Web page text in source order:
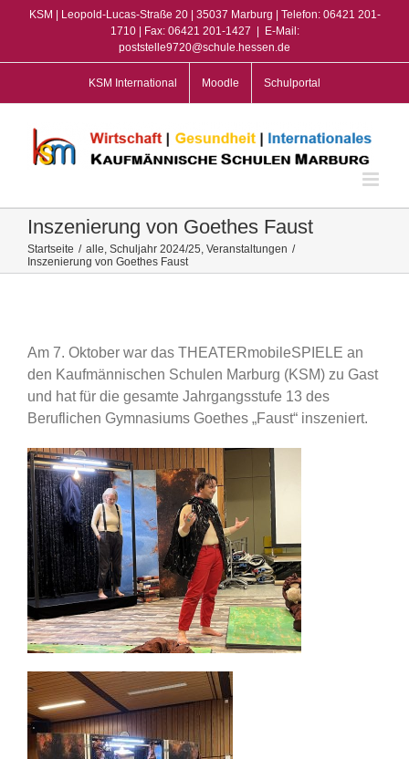
KSM | Leopold-Lucas-Straße 20 | 35037 Marburg | Telefon: 06421 201-
1710 | Fax: 06421 201-1427
E-Mail:
poststelle9720@schule.hessen.de
KSM International Moodle Schulportal
Inszenierung von Goethes Faust
Startseite / alle, Schuljahr 2024/25, Veranstaltungen /
Inszenierung von Goethes Faust
Am 7. Oktober war das THEATERmobileSPIELE an
den Kaufmännischen Schulen Marburg (KSM) zu Gast
und hat für die gesamte Jahrgangsstufe 13 des
Beruflichen Gymnasiums Goethes „Faust“ inszeniert.